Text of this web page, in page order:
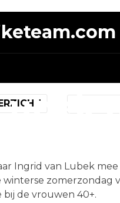
Ingrid van Lubek
zomerzondag
de vrouwen 40+.